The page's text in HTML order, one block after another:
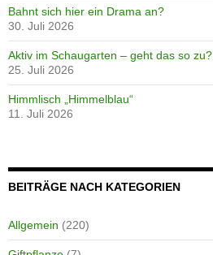
Bahnt sich hier ein Drama an?
30. Juli 2026
Aktiv im Schaugarten – geht das so zu?
25. Juli 2026
Himmlisch „Himmelblau“
11. Juli 2026
BEITRÄGE NACH KATEGORIEN
Allgemein (220)